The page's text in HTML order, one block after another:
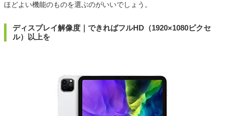
ほどよい機能のものを選ぶのがいいでしょう。
ディスプレイ解像度｜できればフルHD（1920×1080ピクセ
ル）以上を